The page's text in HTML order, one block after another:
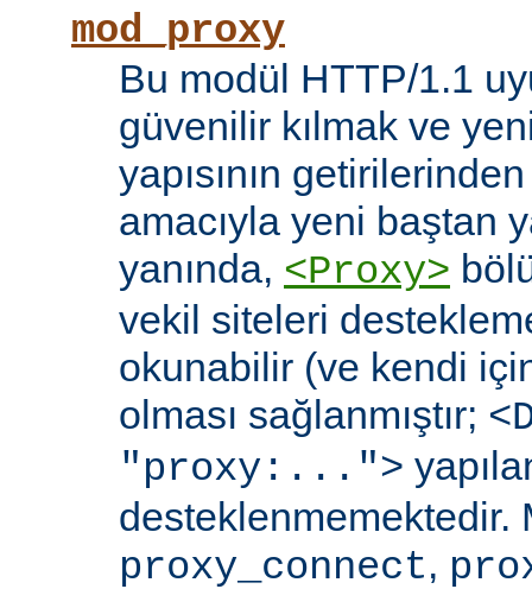
mod_proxy
Bu modül HTTP/1.1
güvenilir kılmak ve
yapısının
amacıyla yeni baştan
yanında, <Proxy>
vekil siteleri
okunabilir (ve kendi
olması sağlanmıştır;
"proxy:...">
desteklenmemektedir.
proxy_connect,